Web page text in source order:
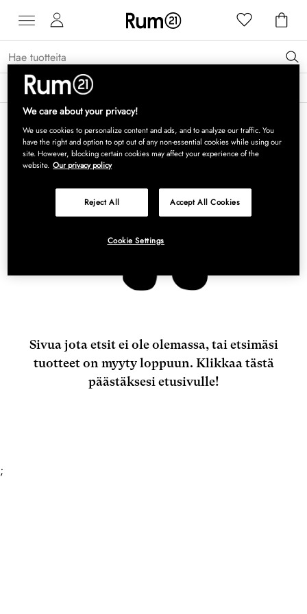
Saat 15 % alennusta Grythyttan Stålmöbler -tuotteista* →
Sivua jota etsit ei ole olemassa, tai etsimäsi
tuotteet on myyty loppuun. Klikkaa tästä
päästäksesi etusivulle!
;
We care about your privacy!
We use cookies to personalize content and ads, and to analyze our traffic. You
have the right and option to opt out of any non-essential cookies while using our
site. However, blocking certain cookies may affect your experience of the
website. Our privacy policy
Reject All Accept All Cookies
Cookie Settings